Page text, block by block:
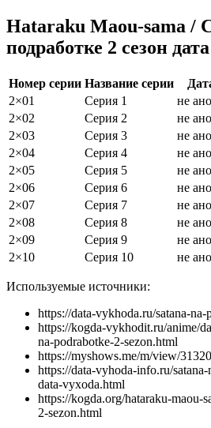
Hataraku Maou-sama /
подработке 2 сезон
Номер серии Название серии
2×01
Серия 1
не
2×02
Серия 2
не
2×03
Серия 3
не
2×04
Серия 4
не
2×05
Серия 5
не
2×06
Серия 6
не
2×07
Серия 7
не
2×08
Серия 8
не
2×09
Серия 9
не
2×10
Серия 10 не
Используемые источники:
https://data-vykhoda.ru/satana-na-
https://kogda-vykhodit.ru/anime/
na-podrabotke-2-sezon.html
https://myshows.me/m/view/
https://data-vyhoda-info.ru/
data-vyxoda.html
https://kogda.org/hataraku-maou-
2-sezon.html